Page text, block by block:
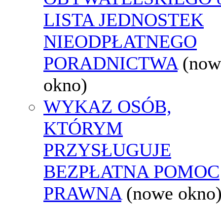
LISTA JEDNOSTEK
NIEODPŁATNEGO
PORADNICTWA
okno)
WYKAZ OSÓB,
KTÓRYM
PRZYSŁUGUJE
BEZPŁATNA POMOC
PRAWNA (nowe